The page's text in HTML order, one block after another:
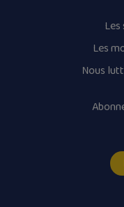
Les
Nous